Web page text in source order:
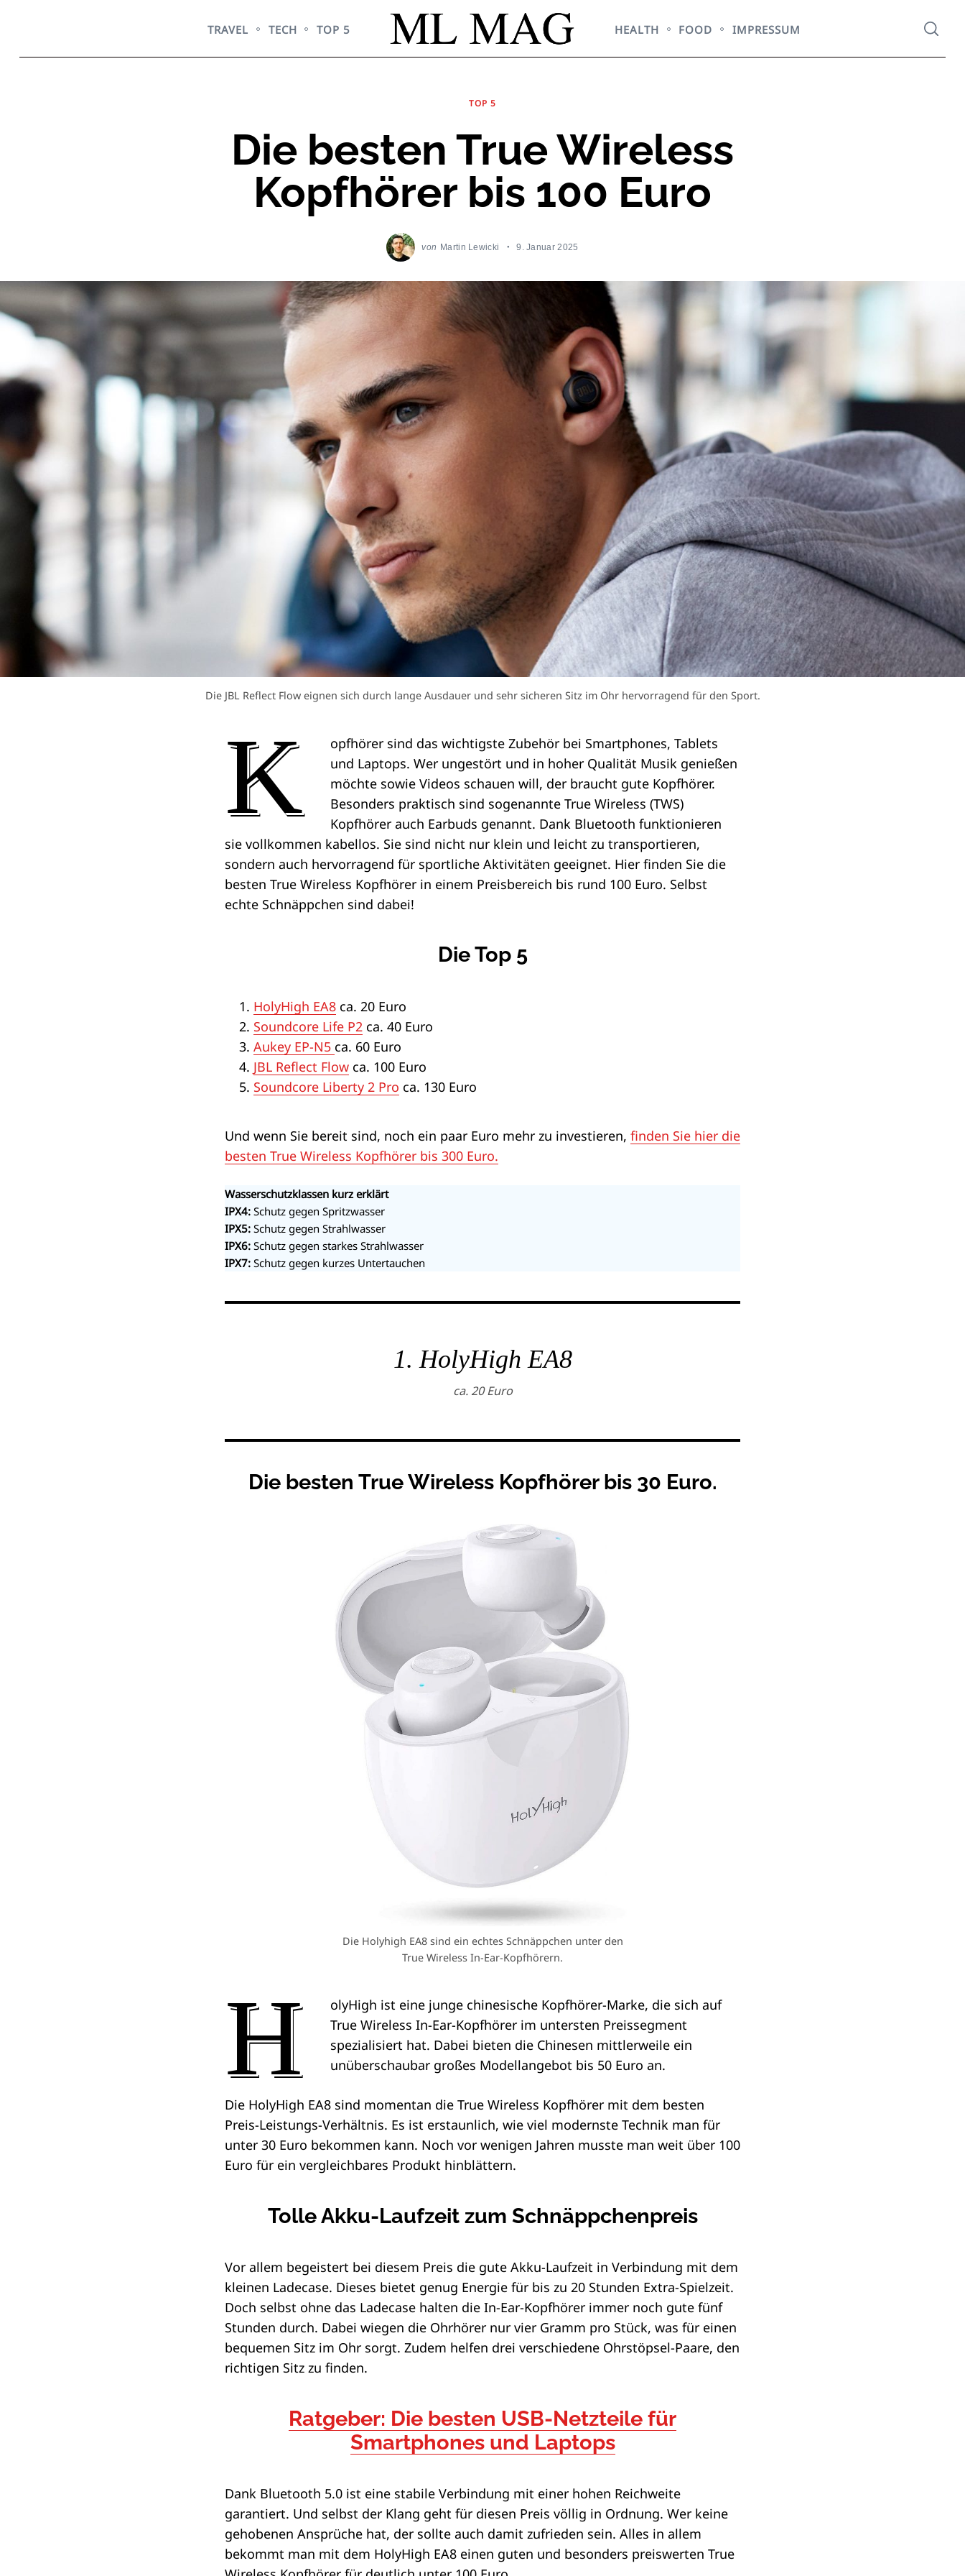
TRAVEL TECH TOP 5 HEALTH FOOD IMPRESSUM
TOP 5
Die besten True Wireless
Kopfhörer bis 100 Euro
von Martin Lewicki 9. Januar 2025
Die JBL Reflect Flow eignen sich durch lange Ausdauer und sehr sicheren Sitz im Ohr hervorragend für den Sport.
K
opfhörer sind das wichtigste Zubehör bei Smartphones, Tablets
und Laptops. Wer ungestört und in hoher Qualität Musik genießen
möchte sowie Videos schauen will, der braucht gute Kopfhörer.
Besonders praktisch sind sogenannte True Wireless (TWS)
Kopfhörer auch Earbuds genannt. Dank Bluetooth funktionieren
sie vollkommen kabellos. Sie sind nicht nur klein und leicht zu transportieren,
sondern auch hervorragend für sportliche Aktivitäten geeignet. Hier finden Sie die
besten True Wireless Kopfhörer in einem Preisbereich bis rund 100 Euro. Selbst
echte Schnäppchen sind dabei!
Die Top 5
HolyHigh EA8ca. 20 Euro
Soundcore Life P2ca. 40 Euro
Aukey EP-N5 ca. 60 Euro
JBL Reflect Flowca. 100 Euro
Soundcore Liberty 2 Pro ca. 130 Euro
Und wenn Sie bereit sind, noch ein paar Euro mehr zu investieren, finden Sie hier die
besten True Wireless Kopfhörer bis 300 Euro.
Wasserschutzklassen kurz erklärt
IPX4: Schutz gegen Spritzwasser
IPX5: Schutz gegen Strahlwasser
IPX6: Schutz gegen starkes Strahlwasser
IPX7: Schutz gegen kurzes Untertauchen
1. HolyHigh EA8
ca. 20 Euro
Die besten True Wireless Kopfhörer bis 30 Euro.
Die Holyhigh EA8 sind ein echtes Schnäppchen unter den
True Wireless In-Ear-Kopfhörern.
H
olyHigh ist eine junge chinesische Kopfhörer-Marke, die sich auf
True Wireless In-Ear-Kopfhörer im untersten Preissegment
spezialisiert hat. Dabei bieten die Chinesen mittlerweile ein
unüberschaubar großes Modellangebot bis 50 Euro an.
Die HolyHigh EA8 sind momentan die True Wireless Kopfhörer mit dem besten
Preis-Leistungs-Verhältnis. Es ist erstaunlich, wie viel modernste Technik man für
unter 30 Euro bekommen kann. Noch vor wenigen Jahren musste man weit über 100
Euro für ein vergleichbares Produkt hinblättern.
Tolle Akku-Laufzeit zum Schnäppchenpreis
Vor allem begeistert bei diesem Preis die gute Akku-Laufzeit in Verbindung mit dem
kleinen Ladecase. Dieses bietet genug Energie für bis zu 20 Stunden Extra-Spielzeit.
Doch selbst ohne das Ladecase halten die In-Ear-Kopfhörer immer noch gute fünf
Stunden durch. Dabei wiegen die Ohrhörer nur vier Gramm pro Stück, was für einen
bequemen Sitz im Ohr sorgt. Zudem helfen drei verschiedene Ohrstöpsel-Paare, den
richtigen Sitz zu finden.
Ratgeber: Die besten USB-Netzteile für
Smartphones und Laptops
Dank Bluetooth 5.0 ist eine stabile Verbindung mit einer hohen Reichweite
garantiert. Und selbst der Klang geht für diesen Preis völlig in Ordnung. Wer keine
gehobenen Ansprüche hat, der sollte auch damit zufrieden sein. Alles in allem
bekommt man mit dem HolyHigh EA8 einen guten und besonders preiswerten True